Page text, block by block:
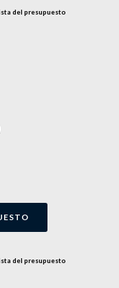
del presupuesto
del presupuesto